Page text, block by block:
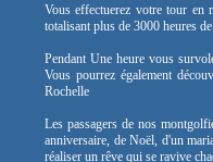
Vous effectuerez votre tour en
totalisant plus de 3000 heures
Pendant Une heure vous
Vous pourrez également
Rochelle
Les passagers de nos
anniversaire, de Noël, d'un
réaliser un rêve qui se ravive